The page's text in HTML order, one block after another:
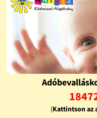
(Kattintson az